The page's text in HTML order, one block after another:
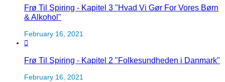
Frø Til Spiring - Kapitel 3 "Hvad Vi Gør For Vores Børn
& Alkohol"
February 16, 2021
Frø Til Spiring - Kapitel 2 "Folkesundheden i Danmark"
February 16, 2021